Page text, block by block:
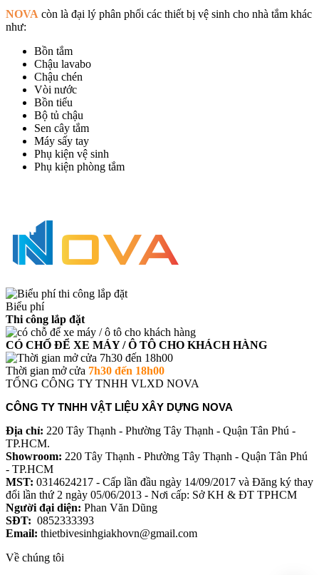
NOVA còn là đại lý phân phối các thiết bị vệ sinh cho nhà tắm khác
như:
Bồn tắm
Chậu lavabo
Chậu chén
Vòi nước
Bồn tiểu
Bộ tủ chậu
Sen cây tắm
Máy sấy tay
Phụ kiện vệ sinh
Phụ kiện phòng tắm
Biểu phí
Thi công lắp đặt
CÓ CHỐ ĐỂ XE MÁY / Ô TÔ CHO KHÁCH HÀNG
Thời gian mở cửa 7h30 đến 18h00
TỔNG CÔNG TY TNHH VLXD NOVA
CÔNG TY TNHH VẬT LIỆU XÂY DỰNG NOVA
Địa chỉ: 220 Tây Thạnh - Phường Tây Thạnh - Quận Tân Phú -
TP.HCM.
Showroom: 220 Tây Thạnh - Phường Tây Thạnh - Quận Tân Phú
- TP.HCM
MST: 0314624217 - Cấp lần đầu ngày 14/09/2017 và Đăng ký thay
đổi lần thứ 2 ngày 05/06/2013 - Nơi cấp: Sở KH & ĐT TPHCM
Người đại diện: Phan Văn Dũng
SĐT: 0852333393
Email: thietbivesinhgiakhovn@gmail.com
Về chúng tôi